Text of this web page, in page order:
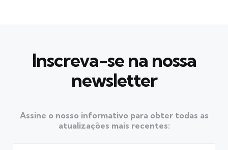
Inscreva-se na nossa
newsletter
Assine o nosso informativo para obter todas as
atualizações mais recentes: